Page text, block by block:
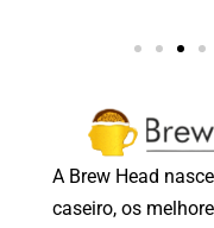
A Brew Head
caseiro, os